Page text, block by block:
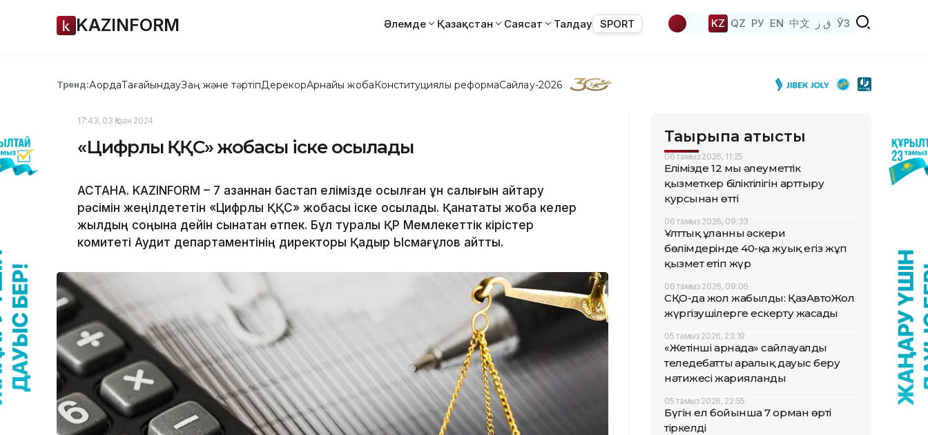
KAZINFORM Әлемде Қазақстан Саясат Талдау SPORT KZ QZ РУ EN 中文 ق ز ЎЗ
Тренд:АқордаТағайындауЗаң және тәртіпДерекқорАрнайы жобаКонституциялық реформаСайлау-2026
17:43, 03 Қазан 2024
«Цифрлық ҚҚС» жобасы іске қосылады
АСТАНА. KAZINFORM – 7 қазаннан бастап елімізде қосылған құн салығын қайтару
рәсімін жеңілдететін «Цифрлық ҚҚС» жобасы іске қосылады. Қанатқақты жоба келер
жылдың соңына дейін сынақтан өтпек. Бұл туралы ҚР Мемлекеттік кірістер
комитеті Аудит департаментінің директоры Қадыр Ысмағұлов айтты.
Тақырыпқа қатысты
06 тамыз 2026, 11:25
Елімізде 12 мың әлеуметтік
қызметкер біліктілігін арттыру
курсынан өтті
06 тамыз 2026, 09:33
Ұлттық ұланның әскери
бөлімдерінде 40-қа жуық егіз жұп
қызмет етіп жүр
06 тамыз 2026, 09:06
СҚО-да жол жабылды: ҚазАвтоЖол
жүргізушілерге ескерту жасады
05 тамыз 2026, 23:19
«Жетінші арнада» сайлауалды
теледебаттың аралық дауыс беру
нәтижесі жарияланды
05 тамыз 2026, 22:55
Бүгін ел бойынша 7 орман өрті
тіркелді